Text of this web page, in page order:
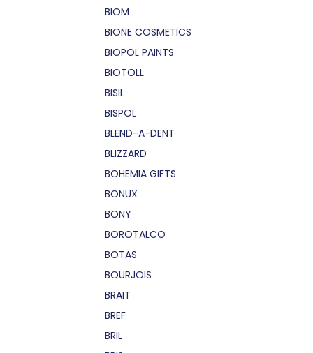
BIOM
BIONE COSMETICS
BIOPOL PAINTS
BIOTOLL
BISIL
BISPOL
BLEND-A-DENT
BLIZZARD
BOHEMIA GIFTS
BONUX
BONY
BOROTALCO
BOTAS
BOURJOIS
BRAIT
BREF
BRIL